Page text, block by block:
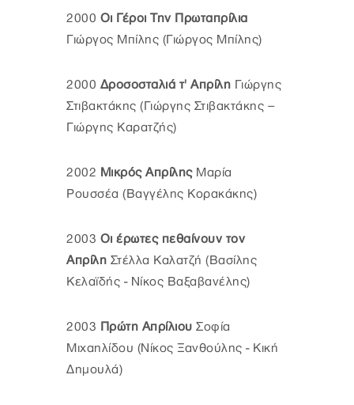
2000 Οι Γέροι Την Πρωταπρίλια
Γιώργος Μπίλης (Γιώργος Μπίλης)
2000 Δροσοσταλιά τ' Απρίλη Γιώργης
Στιβακτάκης (Γιώργης Στιβακτάκης –
Γιώργης Καρατζής)
2002 Μικρός ΑπρίληςΜαρία
Ρουσσέα (Βαγγέλης Κορακάκης)
2003 Οι έρωτες πεθαίνουν τον
Απρίλη Στέλλα Καλατζή (Βασίλης
Κελαϊδής - Νίκος Βαξαβανέλης)
2003 Πρώτη Απρίλιου Σοφία
Μιχαηλίδου (Νίκος Ξανθούλης - Κική
Δημουλά)